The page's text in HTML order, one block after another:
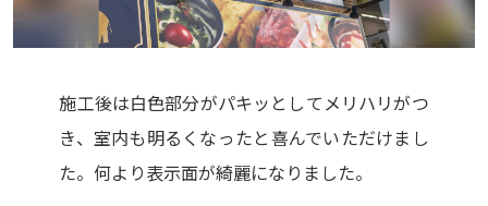
施工後は白色部分がパキッとしてメリハリがつ
き、室内も明るくなったと喜んでいただけまし
た。何より表示面が綺麗になりました。